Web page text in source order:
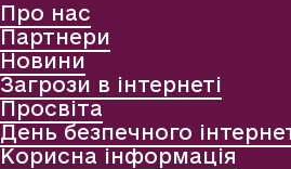
Про нас
Партнери
Новини
Загрози в інтернеті
Просвіта
День безпечного
Корисна інформація